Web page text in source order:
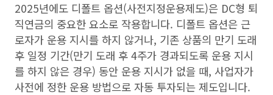
2025년에도 디폴트 옵션(사전지정운용제도)은 DC형 퇴
직연금의 중요한 요소로 작용합니다. 디폴트 옵션은 근
로자가 운용 지시를 하지 않거나, 기존 상품의 만기 도래
후 일정 기간(만기 도래 후 4주가 경과되도록 운용 지시
를 하지 않은 경우) 동안 운용 지시가 없을 때, 사업자가
사전에 정한 운용 방법으로 자동 투자되는 제도입니다.